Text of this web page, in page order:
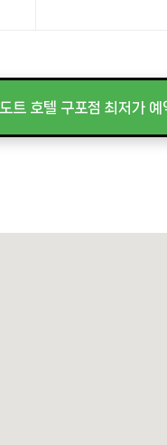
트 호텔 구포점 최저가 예